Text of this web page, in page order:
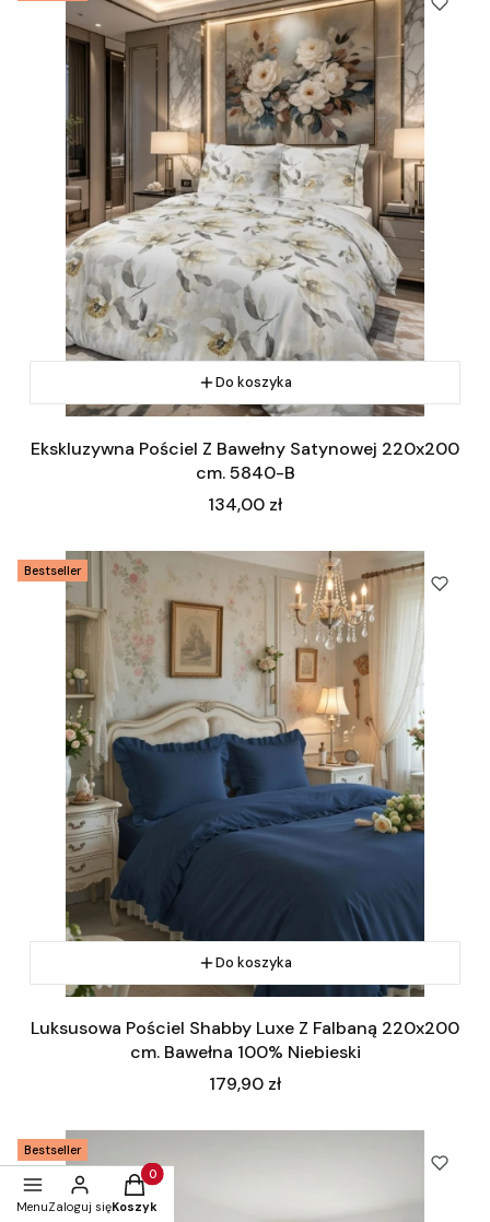
Do koszyka
Ekskluzywna Pościel Z Bawełny Satynowej 220x200
cm. 5840-B
Cena
134,00 zł
Bestseller
Do koszyka
Luksusowa Pościel Shabby Luxe Z Falbaną 220x200
cm. Bawełna 100% Niebieski
Cena
179,90 zł
Bestseller
MenuZaloguj się
Produkty w koszyku: 0. Zobacz szczegóły
Koszyk